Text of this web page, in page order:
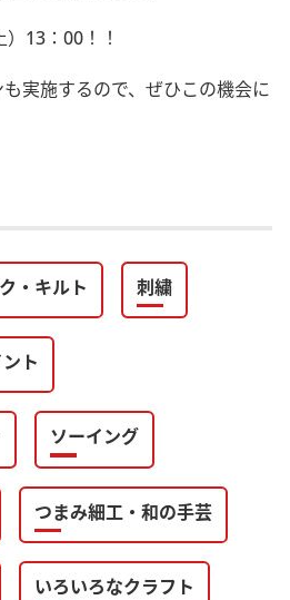
13：00！！
実施するので、ぜひこの機会に
・キルト 刺繍
ト
ソーイング
つまみ細工・和の手芸
いろいろなクラフト